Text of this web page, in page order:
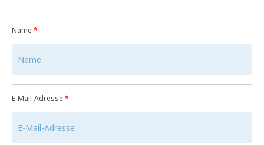
Name *
E-Mail-Adresse *